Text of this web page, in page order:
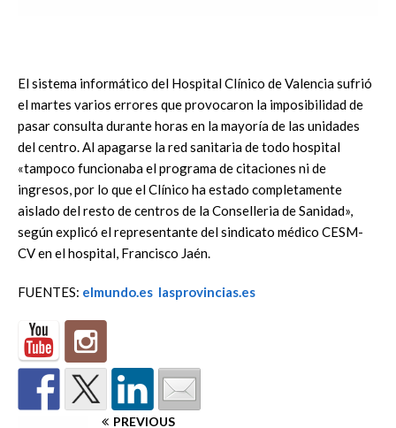
El sistema informático del Hospital Clínico de Valencia sufrió
el martes varios errores que provocaron la imposibilidad de
pasar consulta durante horas en la mayoría de las unidades
del centro. Al apagarse la red sanitaria de todo hospital
«tampoco funcionaba el programa de citaciones ni de
ingresos, por lo que el Clínico ha estado completamente
aislado del resto de centros de la Conselleria de Sanidad»,
según explicó el representante del sindicato médico CESM-
CV en el hospital, Francisco Jaén.
FUENTES: elmundo.es lasprovincias.es
PREVIOUS